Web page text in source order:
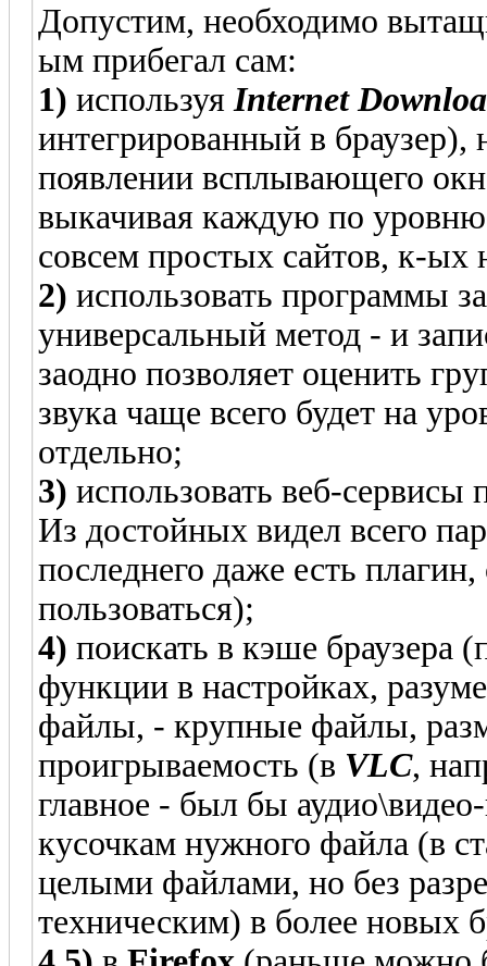
Допустим, необходимо
ым прибегал сам:
1) используя Internet
интегрированный в браузер),
появлении всплывающего
выкачивая каждую по
совсем простых сайтов, к-ых
2) использовать программы
универсальный метод - и
заодно позволяет оценить
звука чаще всего будет на
отдельно;
3) использовать веб-сервисы
Из достойных видел всего
последнего даже есть
пользоваться);
4) поискать в кэше браузера
функции в настройках,
файлы, - крупные файлы,
проигрываемость (в VLC,
главное - был бы
кусочкам нужного файла (в
целыми файлами, но без
техническим) в более новых